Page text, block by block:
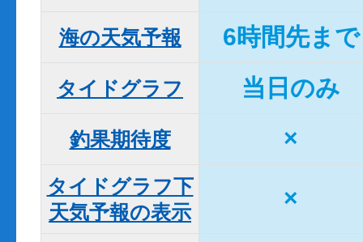
海の天気予報 6時間先まで
タイドグラフ 当日のみ
釣果期待度 ×
タイドグラフ下
天気予報の表示
×